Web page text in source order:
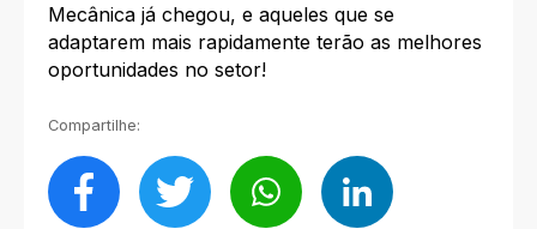
Mecânica já chegou, e aqueles que se
adaptarem mais rapidamente terão as melhores
oportunidades no setor!
Compartilhe: